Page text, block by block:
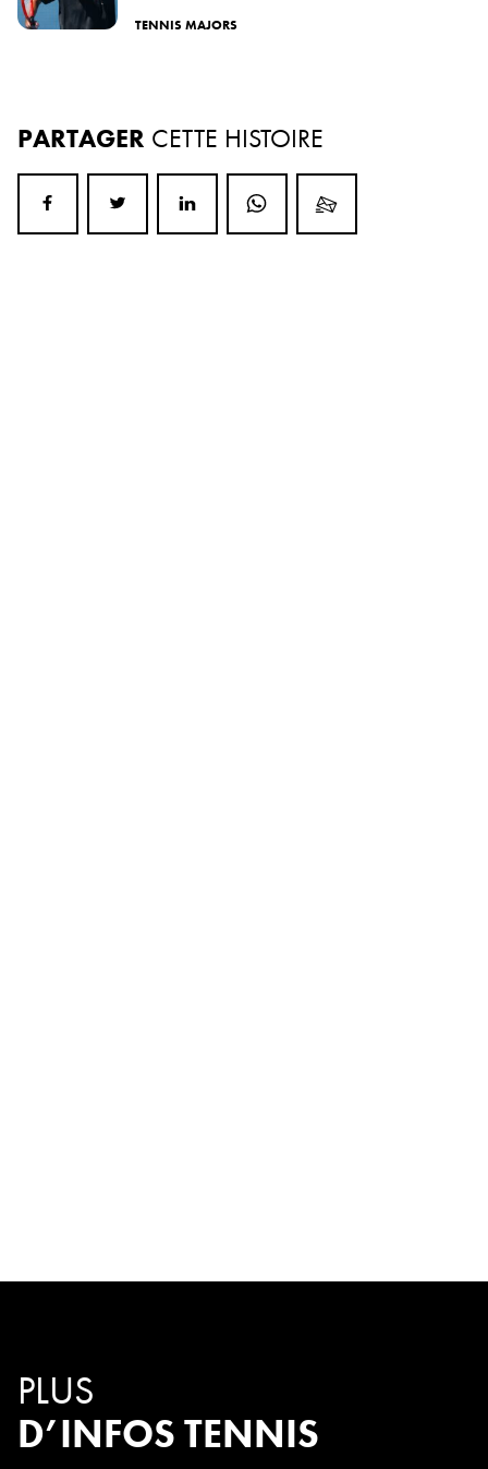
TENNIS MAJORS
PARTAGER CETTE HISTOIRE
PLUS
D’INFOS TENNIS